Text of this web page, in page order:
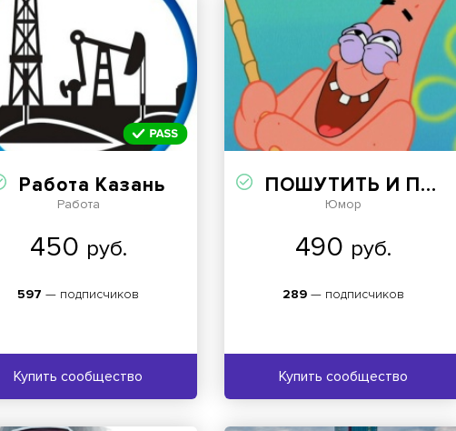
Работа Казань
Работа
450 руб.
597 — подписчиков
Купить сообщество
ПОШУТИТЬ И ПОСМЕЯТЬСЯ
Юмор
490 руб.
289 — подписчиков
Купить сообщество